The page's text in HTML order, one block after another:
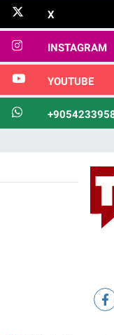
X
INSTAGRAM
YOUTUBE